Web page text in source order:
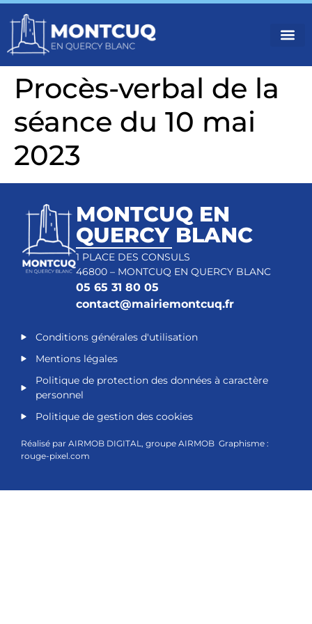
Procès-verbal de la
séance du 10 mai
2023
MONTCUQ EN
QUERCY BLANC
1 PLACE DES CONSULS
46800 – MONTCUQ EN QUERCY BLANC
05 65 31 80 05
contact@mairiemontcuq.fr
Conditions générales d'utilisation
Mentions légales
Politique de protection des données à caractère
personnel
Politique de gestion des cookies
Réalisé parAIRMOB DIGITAL, groupeAIRMOB Graphisme :
rouge-pixel.com